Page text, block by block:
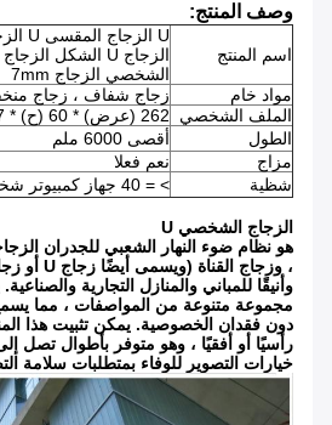
وصف المنتج:
اسم المنتج
الشخصي الزجاج 7mm
مواد خام
زجاج شفاف ، زجاج
الملف الشخصي
262 (عرض) * 60 (ح) * 7 (T) ملم
الطول
أقصى 6000 ملم
مزاج
نعم فعلا
شظية
> = 40 جهاز كمبيوتر شخصى (منطقة 5 * 5 سم)
الزجاج الشخصي U
هو نظام ضوء النهار الشعبي للجدران
وأنيقًا للمباني والمنازل التجارية
مجموعة متنوعة من المواصفات ، مما
دون فقدان الخصوصية. يمكن تثبيت هذا
خيارات التصوير للوفاء بمتطلبات سلامة